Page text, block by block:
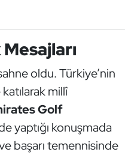
oldu. Türkiye’nin
millî
Golf
yaptığı konuşmada
başarı temennisinde